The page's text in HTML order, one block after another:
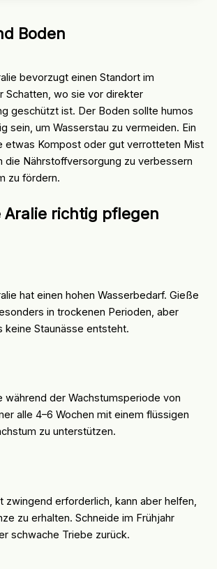
Boden
bevorzugt einen Standort im
Schatten, wo sie vor direkter
geschützt ist. Der Boden sollte humos
sein, um Wasserstau zu vermeiden. Ein
etwas Kompost oder gut verrotteten Mist
die Nährstoffversorgung zu verbessern
zu fördern.
Aralie richtig pflegen
hat einen hohen Wasserbedarf. Gieße
in trockenen Perioden, aber
keine Staunässe entsteht.
während der Wachstumsperiode von
alle 4–6 Wochen mit einem flüssigen
zu unterstützen.
zwingend erforderlich, kann aber helfen,
zu erhalten. Schneide im Frühjahr
schwache Triebe zurück.